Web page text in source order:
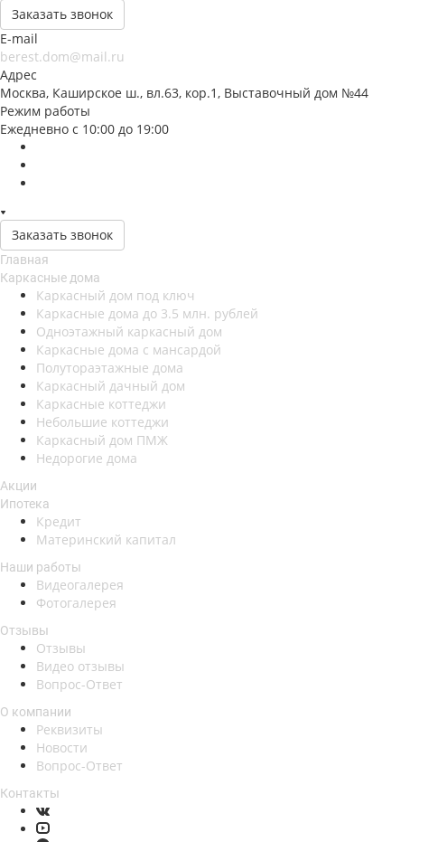
Заказать звонок
E-mail
berest.dom@mail.ru
Адрес
Москва, Каширское ш., вл.63, кор.1, Выставочный дом №44
Режим работы
Ежедневно с 10:00 до 19:00
Заказать звонок
Главная
Каркасные дома
Каркасный дом под ключ
Каркасные дома до 3.5 млн. рублей
Одноэтажный каркасный дом
Каркасные дома с мансардой
Полутораэтажные дома
Каркасный дачный дом
Каркасные коттеджи
Небольшие коттеджи
Каркасный дом ПМЖ
Недорогие дома
Акции
Ипотека
Кредит
Материнский капитал
Наши работы
Видеогалерея
Фотогалерея
Отзывы
Отзывы
Видео отзывы
Вопрос-Ответ
О компании
Реквизиты
Новости
Вопрос-Ответ
Контакты